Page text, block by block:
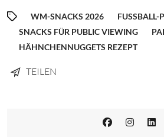
WM-SNACKS 2026
FUSSBALL-
SNACKS FÜR PUBLIC VIEWING
HÄHNCHENNUGGETS REZEPT
TEILEN